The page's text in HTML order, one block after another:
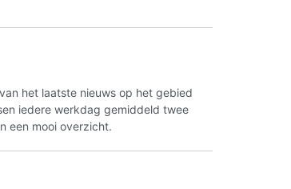
het laatste nieuws op het gebied
iedere werkdag gemiddeld twee
een mooi overzicht.